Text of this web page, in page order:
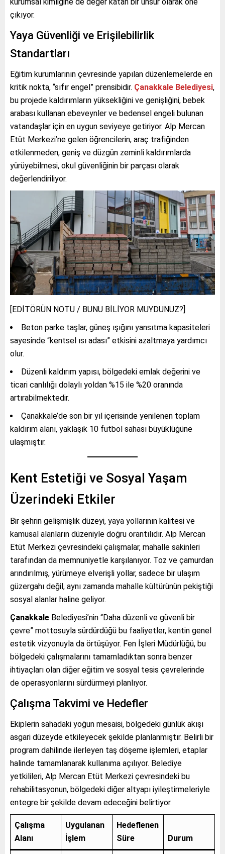
çıkıyor.
Yaya Güvenliği ve Erişilebilirlik
Standartları
Eğitim kurumlarının çevresinde yapılan düzenlemelerde en
kritik nokta, “sıfır engel” prensibidir. Çanakkale Belediyesi,
bu projede kaldırımların yüksekliğini ve genişliğini, bebek
arabası kullanan ebeveynler ve bedensel engeli bulunan
vatandaşlar için en uygun seviyeye getiriyor. Alp Mercan
Etüt Merkezi’ne gelen öğrencilerin, araç trafiğinden
etkilenmeden, geniş ve düzgün zeminli kaldırımlarda
yürüyebilmesi, okul güvenliğinin bir parçası olarak
değerlendiriliyor.
[EDİTÖRÜN NOTU / BUNU BİLİYOR MUYDUNUZ?]
Beton parke taşlar, güneş ışığını yansıtma kapasiteleri
sayesinde “kentsel ısı adası” etkisini azaltmaya yardımcı
olur.
Düzenli kaldırım yapısı, bölgedeki emlak değerini ve
ticari canlılığı dolaylı yoldan %15 ile %20 oranında
artırabilmektedir.
Çanakkale’de son bir yıl içerisinde yenilenen toplam
kaldırım alanı, yaklaşık 10 futbol sahası büyüklüğüne
ulaşmıştır.
Kent Estetiği ve Sosyal Yaşam
Üzerindeki Etkiler
Bir şehrin gelişmişlik düzeyi, yaya yollarının kalitesi ve
kamusal alanların düzeniyle doğru orantılıdır. Alp Mercan
Etüt Merkezi çevresindeki çalışmalar, mahalle sakinleri
tarafından da memnuniyetle karşılanıyor. Toz ve çamurdan
arındırılmış, yürümeye elverişli yollar, sadece bir ulaşım
güzergahı değil, aynı zamanda mahalle kültürünün pekiştiği
sosyal alanlar haline geliyor.
Çanakkale Belediyesi’nin “Daha düzenli ve güvenli bir
çevre” mottosuyla sürdürdüğü bu faaliyetler, kentin genel
estetik vizyonuyla da örtüşüyor. Fen İşleri Müdürlüğü, bu
bölgedeki çalışmalarını tamamladıktan sonra benzer
ihtiyaçları olan diğer eğitim ve sosyal tesis çevrelerinde
de operasyonlarını sürdürmeyi planlıyor.
Çalışma Takvimi ve Hedefler
Ekiplerin sahadaki yoğun mesaisi, bölgedeki günlük akışı
asgari düzeyde etkileyecek şekilde planlanmıştır. Belirli bir
program dahilinde ilerleyen taş döşeme işlemleri, etaplar
halinde tamamlanarak kullanıma açılıyor. Belediye
yetkilileri, Alp Mercan Etüt Merkezi çevresindeki bu
rehabilitasyonun, bölgedeki diğer altyapı iyileştirmeleriyle
entegre bir şekilde devam edeceğini belirtiyor.
Çalışma
Alanı
Uygulanan
İşlem
Hedeflenen
Süre
Durum